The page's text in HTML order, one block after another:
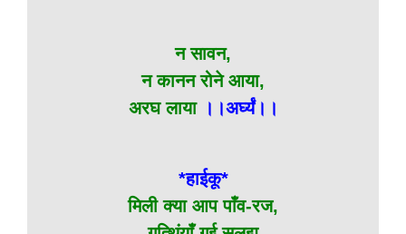
न सावन,
न कानन रोने आया,
अरघ लाया ।।अर्घ्यं।।
*हाईकू*
मिली क्या आप पाँव-रज,